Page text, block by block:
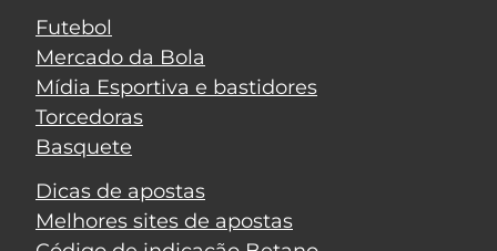
Futebol
Mercado da Bola
Mídia Esportiva e bastidores
Torcedoras
Basquete
Dicas de apostas
Melhores sites de apostas